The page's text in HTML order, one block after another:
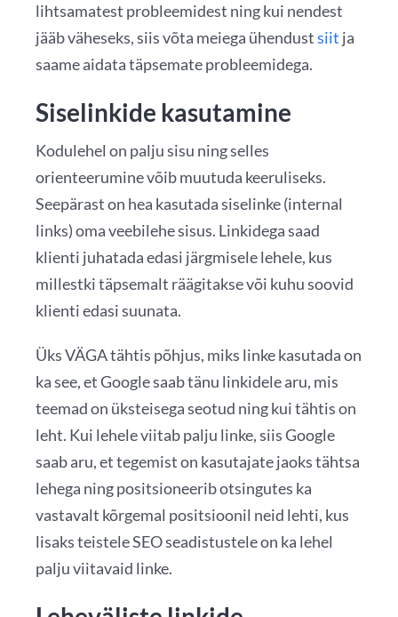
lihtsamatest probleemidest ning kui nendest
jääb väheseks, siis võta meiega ühendustsiit ja
saame aidata täpsemate probleemidega.
Siselinkide kasutamine
Kodulehel on palju sisu ning selles
orienteerumine võib muutuda keeruliseks.
Seepärast on hea kasutada siselinke (internal
links) oma veebilehe sisus. Linkidega saad
klienti juhatada edasi järgmisele lehele, kus
millestki täpsemalt räägitakse või kuhu soovid
klienti edasi suunata.
Üks VÄGA tähtis põhjus, miks linke kasutada on
ka see, et Google saab tänu linkidele aru, mis
teemad on üksteisega seotud ning kui tähtis on
leht. Kui lehele viitab palju linke, siis Google
saab aru, et tegemist on kasutajate jaoks tähtsa
lehega ning positsioneerib otsingutes ka
vastavalt kõrgemal positsioonil neid lehti, kus
lisaks teistele SEO seadistustele on ka lehel
palju viitavaid linke.